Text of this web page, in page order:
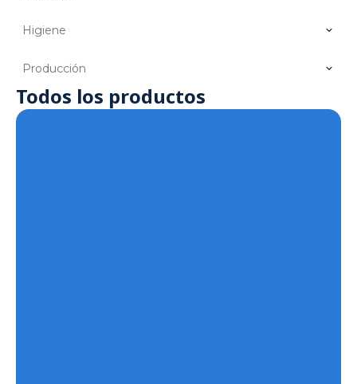
Higiene
Producción
Todos los productos